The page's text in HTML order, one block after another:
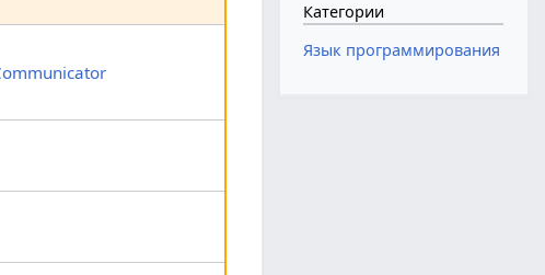
Категории
Язык программирования